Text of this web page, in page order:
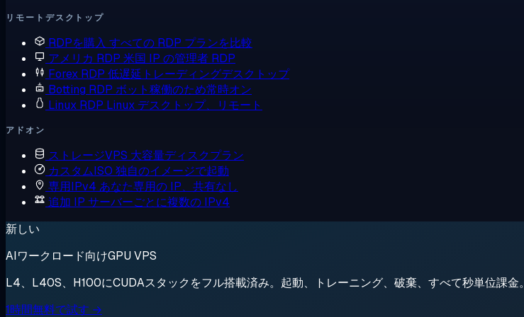
リモートデスクトップ
RDPを購入 すべての RDP プランを比較
アメリカ RDP 米国 IP の管理者 RDP
Forex RDP 低遅延トレーディングデスクトップ
Botting RDP ボット稼働のため常時オン
Linux RDP Linux デスクトップ、リモート
アドオン
ストレージVPS 大容量ディスクプラン
カスタムISO 独自のイメージで起動
専用IPv4 あなた専用の IP、共有なし
追加 IP サーバーごとに複数の IPv4
新しい
AIワークロード向けGPU VPS
L4、L40S、H100にCUDAスタックをフル搭載済み。起動、トレーニング、破棄、すべて秒単位課金。
1時間無料で試す →